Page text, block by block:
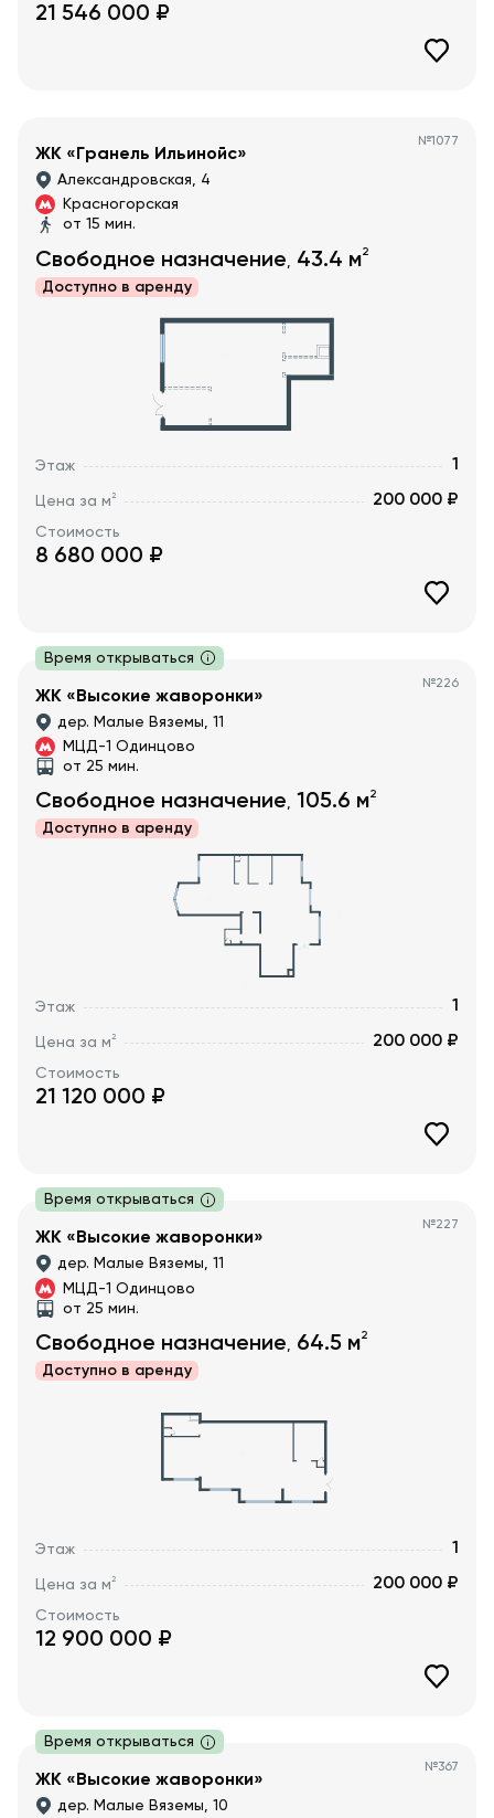
21 546 000 ₽
№1077
ЖК «Гранель Ильинойс»
Александровская, 4
Красногорская
от 15 мин.
Свободное назначение 43.4 м2
Доступно в аренду
Этаж 1
Цена за м2 200 000 ₽
Стоимость
8 680 000 ₽
Время открываться
№226
ЖК «Высокие жаворонки»
дер. Малые Вяземы, 11
МЦД-1 Одинцово
от 25 мин.
Свободное назначение, 105.6 м2
Доступно в аренду
Этаж 1
Цена за м2 200 000 ₽
Стоимость
21 120 000 ₽
Время открываться
№227
ЖК «Высокие жаворонки»
дер. Малые Вяземы, 11
МЦД-1 Одинцово
от 25 мин.
Свободное назначение, 64.5 м2
Доступно в аренду
Этаж 1
Цена за м2 200 000 ₽
Стоимость
12 900 000 ₽
Время открываться
№367
ЖК «Высокие жаворонки»
дер. Малые Вяземы, 10